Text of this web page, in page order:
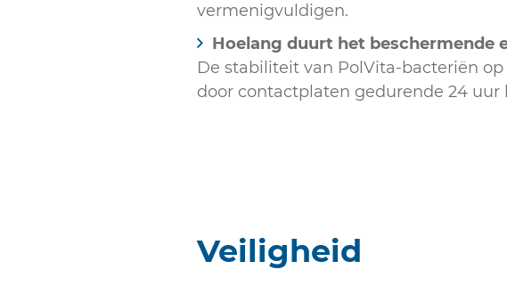
vermenigvuldigen.
Hoelang duurt het beschermende
De stabiliteit van PolVita-bacteriën
door contactplaten gedurende 24 uur
Veiligheid